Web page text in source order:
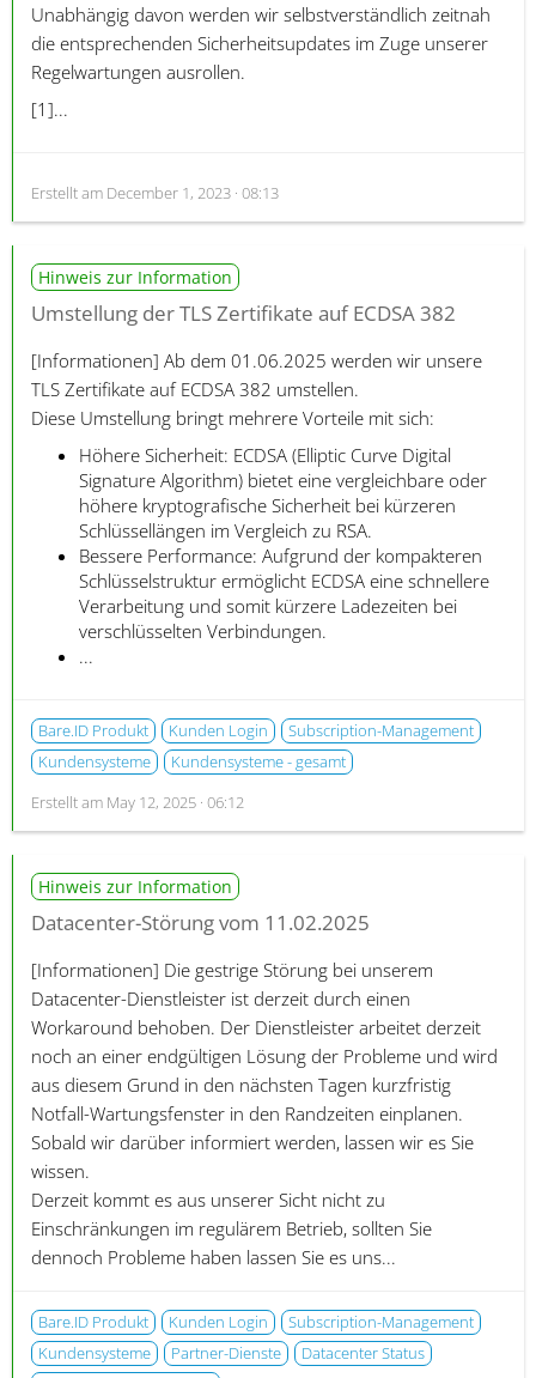
Unabhängig davon werden wir selbstverständlich zeitnah
die entsprechenden Sicherheitsupdates im Zuge unserer
Regelwartungen ausrollen.
[1]...
Erstellt am December 1, 2023 · 08:13
Hinweis zur Information
Umstellung der TLS Zertifikate auf ECDSA 382
[Informationen] Ab dem 01.06.2025 werden wir unsere
TLS Zertifikate auf ECDSA 382 umstellen.
Diese Umstellung bringt mehrere Vorteile mit sich:
Höhere Sicherheit: ECDSA (Elliptic Curve Digital
Signature Algorithm) bietet eine vergleichbare oder
höhere kryptografische Sicherheit bei kürzeren
Schlüssellängen im Vergleich zu RSA.
Bessere Performance: Aufgrund der kompakteren
Schlüsselstruktur ermöglicht ECDSA eine schnellere
Verarbeitung und somit kürzere Ladezeiten bei
verschlüsselten Verbindungen.
...
Bare.ID Produkt Kunden Login
Subscription-Management
Kundensysteme
Kundensysteme - gesamt
Erstellt am May 12, 2025 · 06:12
Hinweis zur Information
Datacenter-Störung vom 11.02.2025
[Informationen] Die gestrige Störung bei unserem
Datacenter-Dienstleister ist derzeit durch einen
Workaround behoben. Der Dienstleister arbeitet derzeit
noch an einer endgültigen Lösung der Probleme und wird
aus diesem Grund in den nächsten Tagen kurzfristig
Notfall-Wartungsfenster in den Randzeiten einplanen.
Sobald wir darüber informiert werden, lassen wir es Sie
wissen.
Derzeit kommt es aus unserer Sicht nicht zu
Einschränkungen im regulärem Betrieb, sollten Sie
dennoch Probleme haben lassen Sie es uns...
Bare.ID Produkt Kunden Login
Subscription-Management
Kundensysteme
Partner-Dienste
Datacenter Status